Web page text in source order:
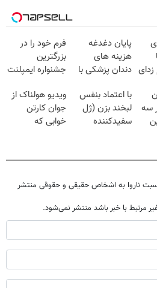
پایان دغدغه
هزینه های
دندان پزشکی با
خانگی
فرم خود را در
بزرگترین
جشنواره ایمپلنت
فقط ۲۵ میلیون
سه
با اعتماد بنفس
لبخند بزن (ژل
سفیدکننده
ویدیو هولناک از
جوان کارتن
خوابی که
ناروا به اشخاص حقیقی و حقوقی منتشر
مرتبط با خبر باشد منتشر نمی‌شود.